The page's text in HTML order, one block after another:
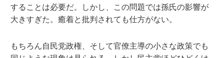
することは必要だ。しかし、この問題では孫氏の影響が
大きすぎた。癒着と批判されても仕方がない。
もちろん自民党政権、そして官僚主導の小さな政策でも